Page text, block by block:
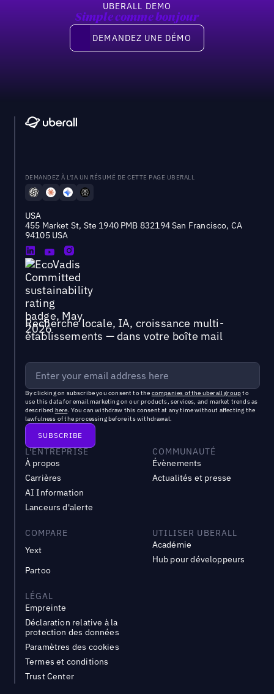
UBERALL DEMO
Simple comme bonjour
Demandez une démo
DEMANDEZ UNE DÉMO
DEMANDEZ À L'IA UN RÉSUMÉ DE CETTE PAGE UBERALL
USA
455 Market St, Ste 1940 PMB 832194 San Francisco, CA
94105 USA
Recherche locale, IA, croissance multi-
établissements — dans votre boîte mail
By clicking on subscribe you consent to the companies of the uberall groupto
use this data for email marketing on our products, services, and market trends as
described here. You can withdraw this consent at any time without affecting the
lawfulness of the processing before its withdrawal.
L'ENTREPRISE
À propos
Carrières
AI Information
Lanceurs d'alerte
COMMUNAUTÉ
Évènements
Actualités et presse
COMPARE
Yext
Partoo
UTILISER UBERALL
Académie
Hub pour développeurs
LÉGAL
Empreinte
Déclaration relative à la
protection des données
Paramètres des cookies
Termes et conditions
Trust Center